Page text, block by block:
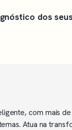
dos
com mais
Atua na